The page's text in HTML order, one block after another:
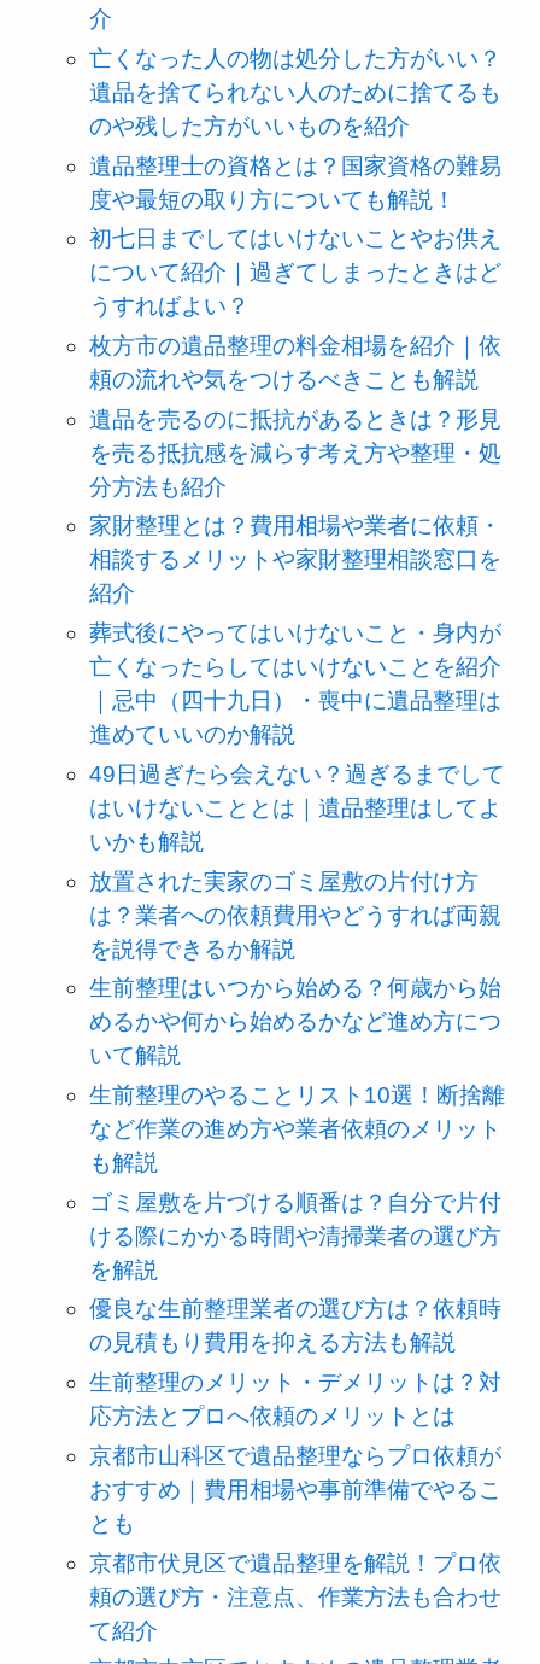
介
亡くなった人の物は処分した方がいい？
遺品を捨てられない人のために捨てるも
のや残した方がいいものを紹介
遺品整理士の資格とは？国家資格の難易
度や最短の取り方についても解説！
初七日までしてはいけないことやお供え
について紹介｜過ぎてしまったときはど
うすればよい？
枚方市の遺品整理の料金相場を紹介｜依
頼の流れや気をつけるべきことも解説
遺品を売るのに抵抗があるときは？形見
を売る抵抗感を減らす考え方や整理・処
分方法も紹介
家財整理とは？費用相場や業者に依頼・
相談するメリットや家財整理相談窓口を
紹介
葬式後にやってはいけないこと・身内が
亡くなったらしてはいけないことを紹介
｜忌中（四十九日）・喪中に遺品整理は
進めていいのか解説
49日過ぎたら会えない？過ぎるまでして
はいけないこととは｜遺品整理はしてよ
いかも解説
放置された実家のゴミ屋敷の片付け方
は？業者への依頼費用やどうすれば両親
を説得できるか解説
生前整理はいつから始める？何歳から始
めるかや何から始めるかなど進め方につ
いて解説
生前整理のやることリスト10選！断捨離
など作業の進め方や業者依頼のメリット
も解説
ゴミ屋敷を片づける順番は？自分で片付
ける際にかかる時間や清掃業者の選び方
を解説
優良な生前整理業者の選び方は？依頼時
の見積もり費用を抑える方法も解説
生前整理のメリット・デメリットは？対
応方法とプロへ依頼のメリットとは
京都市山科区で遺品整理ならプロ依頼が
おすすめ｜費用相場や事前準備でやるこ
とも
京都市伏見区で遺品整理を解説！プロ依
頼の選び方・注意点、作業方法も合わせ
て紹介